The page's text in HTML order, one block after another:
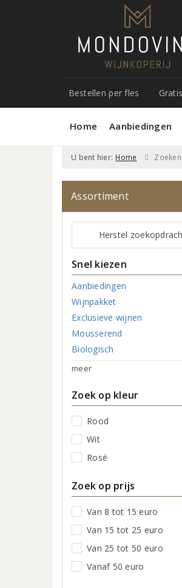
Bestellen per fles
Home Aanbiedingen
U bent hier: Home Zoeken
Assortiment
Herstel
Snel kiezen
Aanbiedingen
Wijnpakket
Exclusieve wijnen
Mousserend
Biologisch
meer
Zoek op kleur
Rood
Wit
Rosé
Zoek op prijs
Van 8 tot 15 euro
Van 15 tot 25 euro
Van 25 tot 50 euro
Vanaf 50 euro